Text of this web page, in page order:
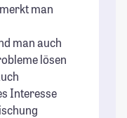
man
man auch
lösen
Interesse